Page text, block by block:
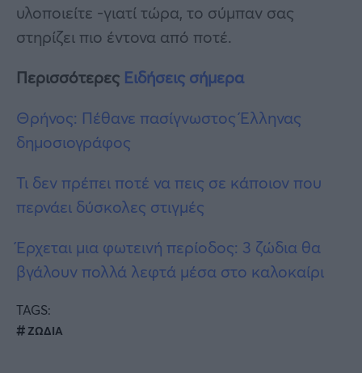
υλοποιείτε -γιατί τώρα, το σύμπαν σας
στηρίζει πιο έντονα από ποτέ.
Περισσότερες Ειδήσεις σήμερα
Θρήνος: Πέθανε πασίγνωστος Έλληνας
δημοσιογράφος
Τι δεν πρέπει ποτέ να πεις σε κάποιον που
περνάει δύσκολες στιγμές
Έρχεται μια φωτεινή περίοδος: 3 ζώδια θα
βγάλουν πολλά λεφτά μέσα στο καλοκαίρι
TAGS:
ΖΩΔΙΑ